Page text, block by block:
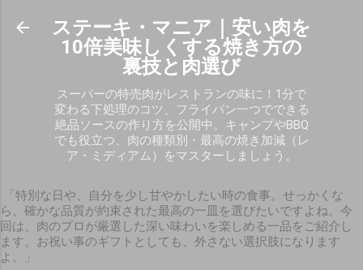
スキップしてメイン コンテンツに移動
ステーキ・マニア｜安い肉を
10倍美味しくする焼き方の
裏技と肉選び
スーパーの特売肉がレストランの味に！1分で
変わる下処理のコツ、フライパン一つでできる
絶品ソースの作り方を公開中。キャンプやBBQ
でも役立つ、肉の種類別・最高の焼き加減（レ
ア・ミディアム）をマスターしましょう。
「特別な日や、自分を少し甘やかしたい時の食事。せっかくな
ら、確かな品質が約束された最高の一皿を選びたいですよね。今
回は、肉のプロが厳選した深い味わいを楽しめる一品をご紹介し
ます。お祝い事のギフトとしても、外さない選択肢になります
よ。」